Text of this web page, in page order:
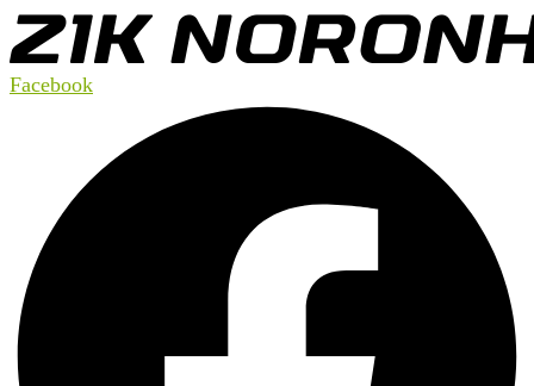
Facebook